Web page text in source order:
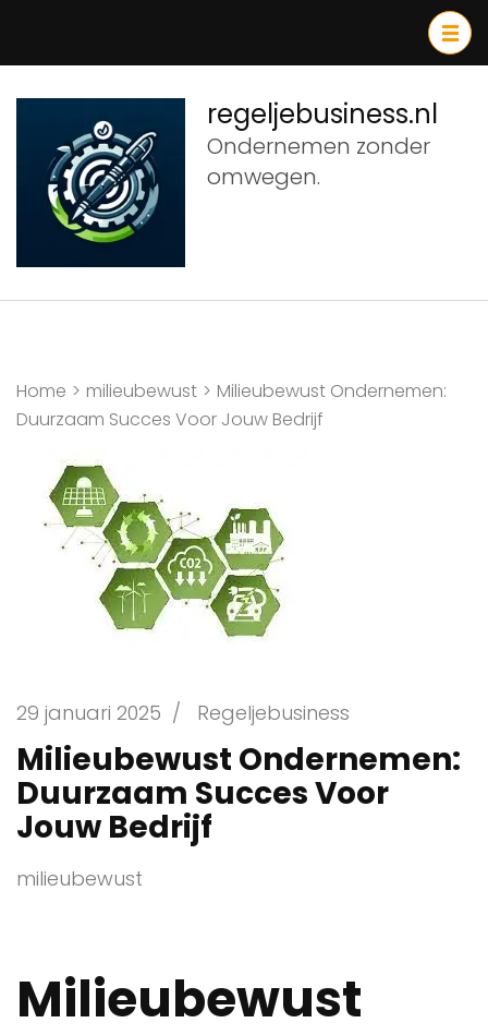
inhoud
(druk
Enter)
regeljebusiness.nl
Ondernemen zonder
omwegen.
Home > milieubewust > Milieubewust Ondernemen:
Duurzaam Succes Voor Jouw Bedrijf
29 januari 2025 / Regeljebusiness
Milieubewust Ondernemen:
Duurzaam Succes Voor
Jouw Bedrijf
milieubewust
Milieubewust